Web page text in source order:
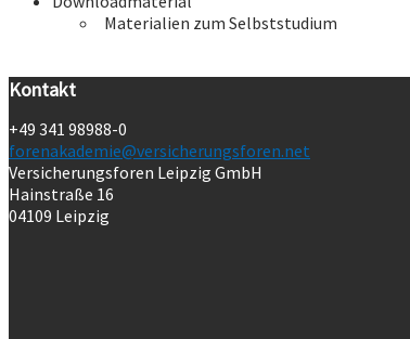
Materialien zum Selbststudium
Kontakt
+49 341 98988-0
forenakademie@versicherungsforen.net
Versicherungsforen Leipzig GmbH
Hainstraße 16
04109 Leipzig